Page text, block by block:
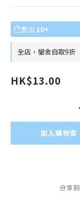
售出 10+
全店，貓舍自取9折
HK$13.00
加入購物車
分享到